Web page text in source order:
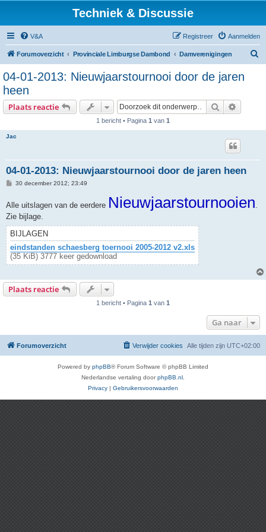
Techniek & Discussie
V&A Aanmelden
Registreer
Forumoverzicht Provinciale Limburgse Dambond Damverenigingen
04-01-2013: Nieuwjaarstournooi door de jaren
heen
Plaats reactie Zoek
1 bericht • Pagina 1 van 1
Jac
04-01-2013: Nieuwjaarstournooi door de jaren heen
B
i
h
t
30 december 2012; 23:49
Alle uitslagen van de eerdere Nieuwjaarstournooien.
Zie bijlage.
BIJLAGEN
eindstanden schaesberg toernooi 2005-2012 v2.xls
(35 KiB) 3777 keer gedownload
Plaats reactie
1 bericht • Pagina 1 van 1
Ga naar
Forumoverzicht Alle tijden zijn UTC+02:00
Verwijder cookies
Powered by phpBB® Forum Software © phpBB Limited
Nederlandse vertaling doorphpBB.nl
Privacy | Gebruikersvoorwaarden